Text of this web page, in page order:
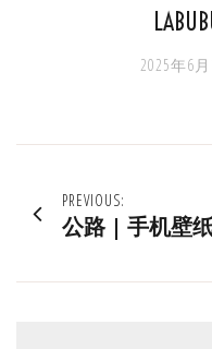
2025年6
文
导
PREVIOUS:
公路 | 手机壁